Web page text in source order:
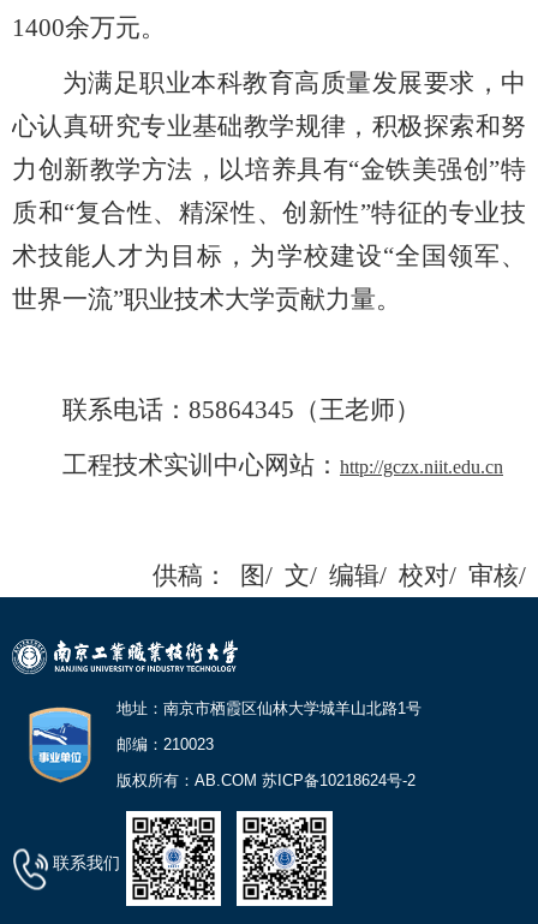
1400余万元。
为满足职业本科教育高质量发展要求，中
心认真研究专业基础教学规律，积极探索和努
力创新教学方法，以培养具有“金铁美强创”特
质和“复合性、精深性、创新性”特征的专业技
术技能人才为目标，为学校建设“全国领军、
世界一流”职业技术大学贡献力量。
联系电话：85864345（王老师）
工程技术实训中心网站： http://gczx.niit.edu.cn
供稿： 图/ 文/ 编辑/ 校对/ 审核/
地址：南京市栖霞区仙林大学城羊山北路1号
邮编：210023
版权所有：AB.COM 苏ICP备10218624号-2
联系我们